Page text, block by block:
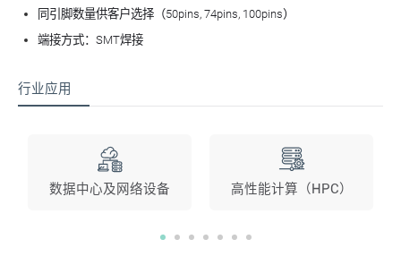
同引脚数量供客户选择（50pins, 74pins, 100pins）
端接方式：SMT焊接
行业应用
数据中心及网络设备 高性能计算（HPC）